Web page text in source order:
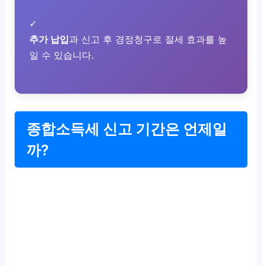
✓
추가 납입과 신고 후 경정청구로 절세 효과를 높
일 수 있습니다.
종합소득세 신고 기간은 언제일
까?